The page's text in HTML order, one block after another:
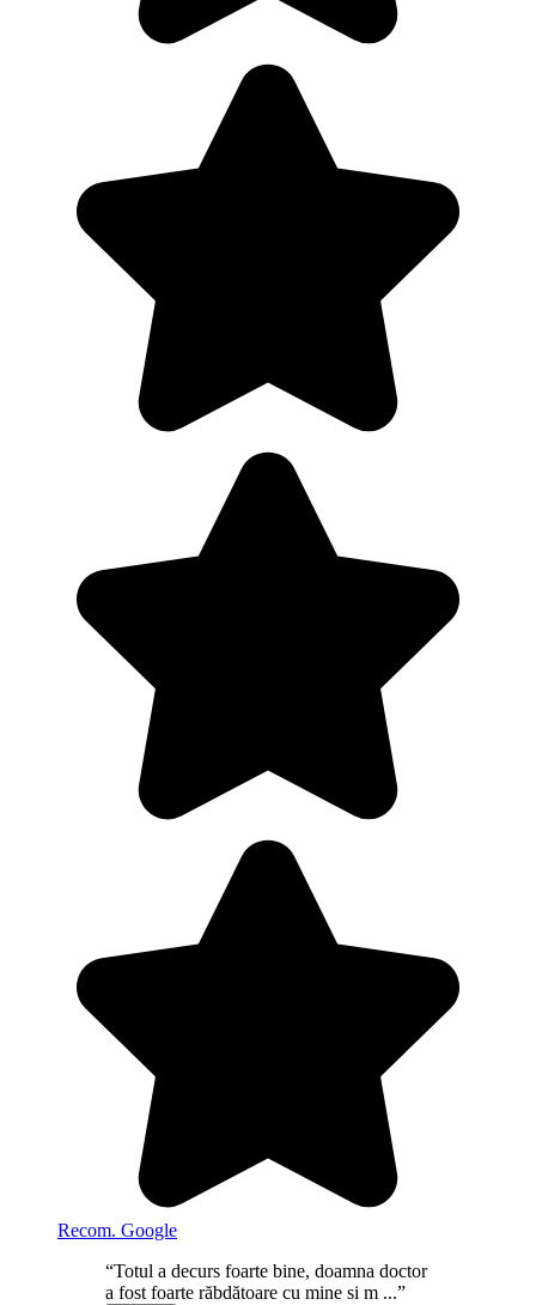
Recom. Google
“Totul a decurs foarte bine, doamna doctor
a fost foarte răbdătoare cu mine si m ...”